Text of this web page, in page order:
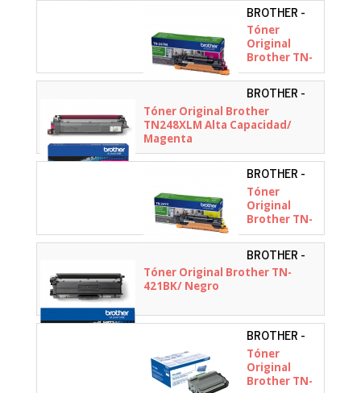
BROTHER -
TN247M
Tóner
Original
Brother TN-
247M Alta
Capacidad/
Magenta
BROTHER -
TN248XLM
Tóner Original Brother
TN248XLM Alta Capacidad/
Magenta
BROTHER -
TN247Y
Tóner
Original
Brother TN-
247Y Alta
Capacidad/
Amarillo
BROTHER -
TN421BK
Tóner Original Brother TN-
421BK/ Negro
BROTHER -
Tóner
Original
Brother TN-